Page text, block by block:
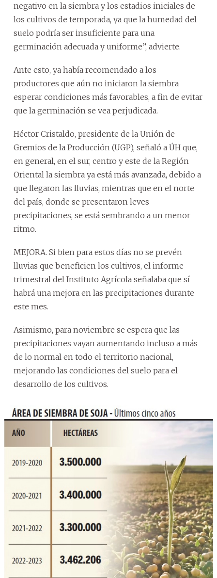
negativo en la siembra y los estadios iniciales de
los cultivos de temporada, ya que la humedad del
suelo podría ser insuficiente para una
germinación adecuada y uniforme”, advierte.
Ante esto, ya había recomendado a los
productores que aún no iniciaron la siembra
esperar condiciones más favorables, a fin de evitar
que la germinación se vea perjudicada.
Héctor Cristaldo, presidente de la Unión de
Gremios de la Producción (UGP), señaló a ÚH que,
en general, en el sur, centro y este de la Región
Oriental la siembra ya está más avanzada, debido a
que llegaron las lluvias, mientras que en el norte
del país, donde se presentaron leves
precipitaciones, se está sembrando a un menor
ritmo.
MEJORA. Si bien para estos días no se prevén
lluvias que beneficien los cultivos, el informe
trimestral del Instituto Agrícola señalaba que sí
habrá una mejora en las precipitaciones durante
este mes.
Asimismo, para noviembre se espera que las
precipitaciones vayan aumentando incluso a más
de lo normal en todo el territorio nacional,
mejorando las condiciones del suelo para el
desarrollo de los cultivos.